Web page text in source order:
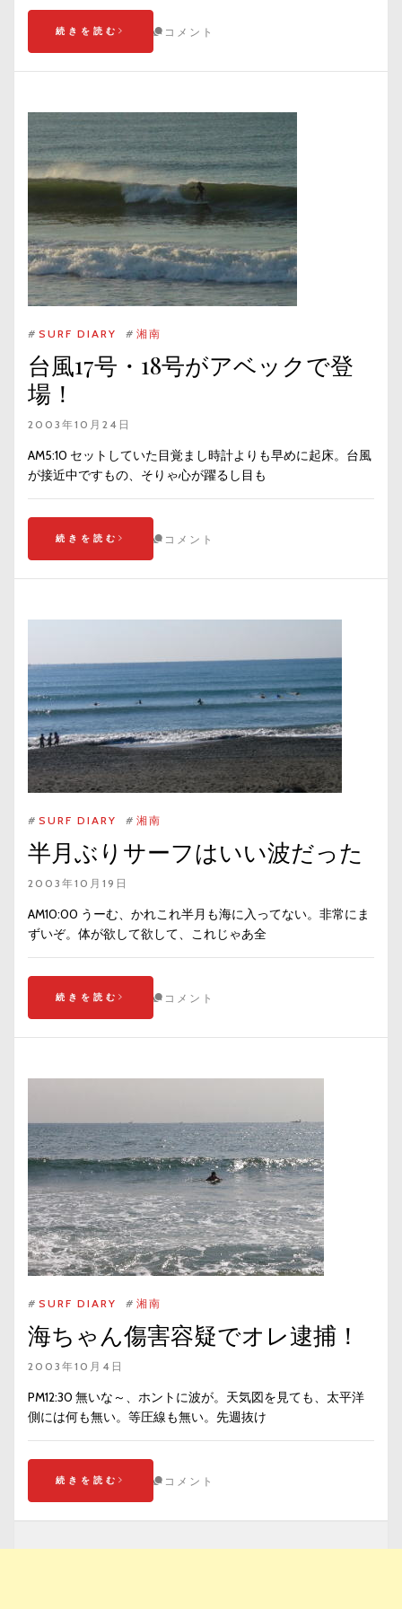
続きを読む コメント
# SURF DIARY # 湘南
台風17号・18号がアベックで登
場！
2003年10月24日
AM5:10 セットしていた目覚まし時計よりも早めに起床。台風
が接近中ですもの、そりゃ心が躍るし目も
続きを読む コメント
# SURF DIARY # 湘南
半月ぶりサーフはいい波だった
2003年10月19日
AM10:00 うーむ、かれこれ半月も海に入ってない。非常にま
ずいぞ。体が欲して欲して、これじゃあ全
続きを読む コメント
# SURF DIARY # 湘南
海ちゃん傷害容疑でオレ逮捕！
2003年10月4日
PM12:30 無いな～、ホントに波が。天気図を見ても、太平洋
側には何も無い。等圧線も無い。先週抜け
続きを読む コメント